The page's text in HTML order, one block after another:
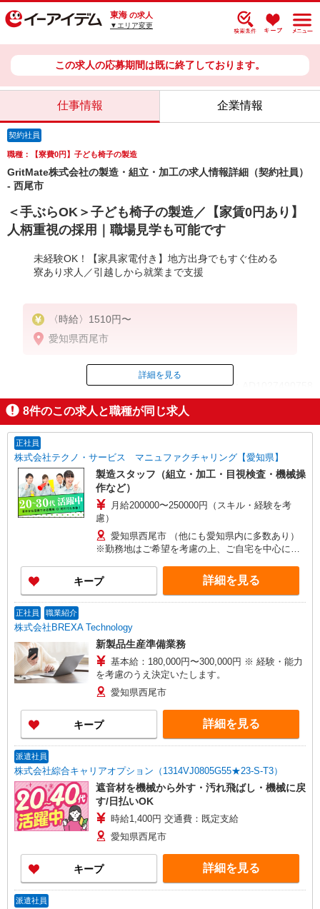
東海 の求人
▼エリア変更
この求人の応募期間は既に終了しております。
仕事情報 企業情報
契約社員
職種：【寮費0円】子ども椅子の製造
GritMate株式会社の製造・組立・加工の求人情報詳細（契約社員）
- 西尾市
＜手ぶらOK＞子ども椅子の製造／【家賃0円あり】
人柄重視の採用｜職場見学も可能です
未経験OK！【家具家電付き】地方出身でもすぐ住める
寮あり求人／引越しから就業まで支援
〈時給〉1510円〜
愛知県西尾市
ID：AD1027490758
掲載期間終了
詳細を見る
8件のこの求人と職種が同じ求人
正社員
株式会社テクノ・サービス マニュファクチャリング【愛知県】
製造スタッフ（組立・加工・目視検査・機械操
作など）
月給200000〜250000円（スキル・経験を考
慮）
愛知県西尾市 （他にも愛知県内に多数あり）
※勤務地はご希望を考慮の上、ご自宅を中心に通
し）
キープ 詳細を見る
正社員 職業紹介
株式会社BREXA Technology
新製品生産準備業務
基本給：180,000円〜300,000円 ※ 経験・能力
を考慮のうえ決定いたします。
愛知県西尾市
キープ 詳細を見る
派遣社員
株式会社綜合キャリアオプション（1314VJ0805G55★23-S-T3）
遮音材を機械から外す・汚れ飛ばし・機械に戻
す/日払いOK
時給1,400円 交通費：既定支給
愛知県西尾市
キープ 詳細を見る
派遣社員